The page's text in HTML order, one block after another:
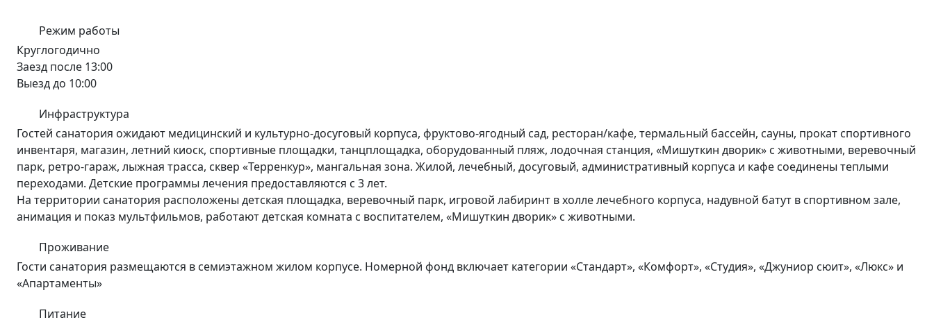
Режим работы
Круглогодично
Заезд после 13:00
Выезд до 10:00
Инфраструктура
Гостей санатория ожидают медицинский и культурно-досуговый корпуса, фруктово-ягодный сад, ресторан/кафе, термальный бассейн, сауны, прокат спортивного
инвентаря, магазин, летний киоск, спортивные площадки, танцплощадка, оборудованный пляж, лодочная станция, «Мишуткин дворик» с животными, веревочный
парк, ретро-гараж, лыжная трасса, сквер «Терренкур», мангальная зона. Жилой, лечебный, досуговый, административный корпуса и кафе соединены теплыми
переходами. Детские программы лечения предоставляются с 3 лет.
На территории санатория расположены детская площадка, веревочный парк, игровой лабиринт в холле лечебного корпуса, надувной батут в спортивном зале,
анимация и показ мультфильмов, работают детская комната с воспитателем, «Мишуткин дворик» с животными.
Проживание
Гости санатория размещаются в семиэтажном жилом корпусе. Номерной фонд включает категории «Стандарт», «Комфорт», «Студия», «Джуниор сюит», «Люкс» и
«Апартаменты»
Питание